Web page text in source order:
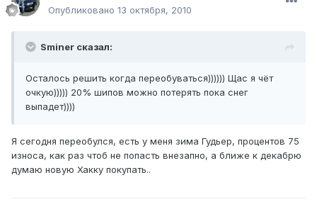
Опубликовано 13 октября, 2010
Sminer сказал:
Осталось решить когда переобуваться)))))) Щас я чёт
очкую))))) 20% шипов можно потерять пока снег
выпадет))))
Я сегодня переобулся, есть у меня зима Гудьер, процентов 75
износа, как раз чтоб не попасть внезапно, а ближе к декабрю
думаю новую Хакку покупать..